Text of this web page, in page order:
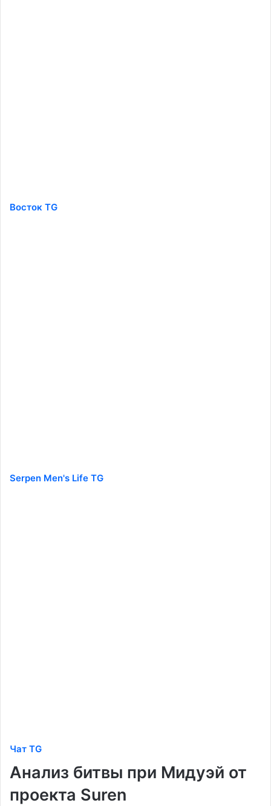
Восток TG
Serpen Men's Life TG
Чат TG
Анализ битвы при Мидуэй от
проекта Suren